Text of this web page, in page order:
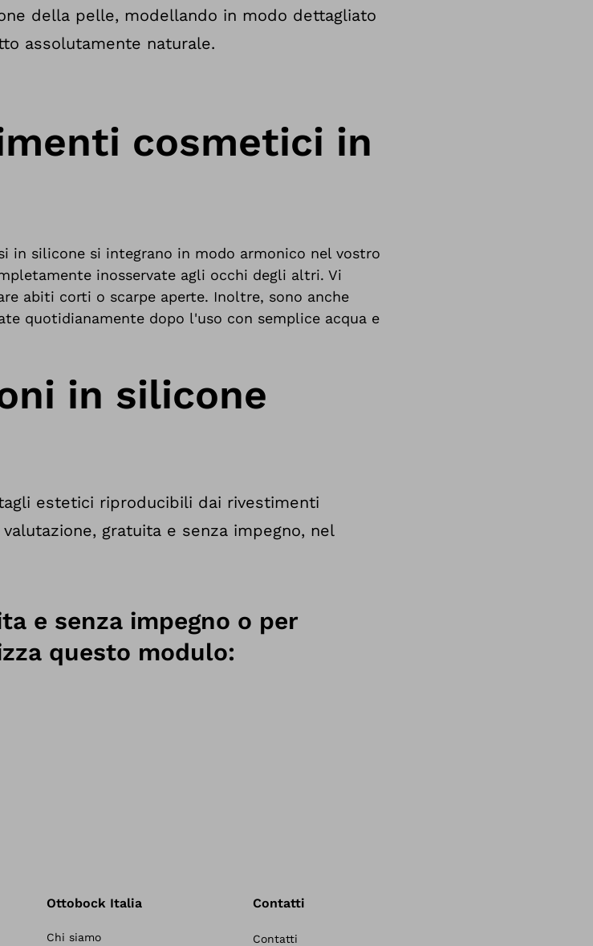
della pelle, modellando in modo dettagliato
assolutamente naturale.
cosmetici in
in silicone si integrano in modo armonico nel vostro
inosservate agli occhi degli altri. Vi
abiti corti o scarpe aperte. Inoltre, sono anche
quotidianamente dopo l'uso con semplice acqua e
in silicone
estetici riproducibili dai rivestimenti
gratuita e senza impegno, nel
e senza impegno o per
questo modulo:
Ottobock Italia
Chi siamo
Contatti
Contatti